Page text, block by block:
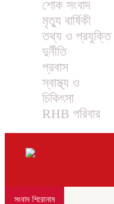
শোক সংবাদ
মৃত্যু বার্ষিকী
তথ্য ও প্রযুক্তি
দুর্নীতি
প্রবাস
স্বাস্থ্য ও
চিকিৎসা
RHB পরিবার
সংবাদ শিরোনাম